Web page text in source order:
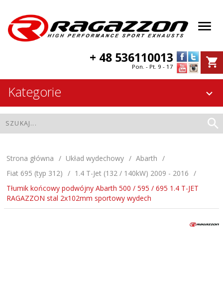
+ 48 536110013
Pon. - Pt. 9 - 17
Kategorie
Strona główna Układ wydechowy
Abarth
Fiat 695 (typ 312)
1.4 T-Jet (132 / 140kW) 2009 - 2016
Tłumik końcowy podwójny Abarth 500 / 595 / 695 1.4 T-JET
RAGAZZON stal 2x102mm sportowy wydech